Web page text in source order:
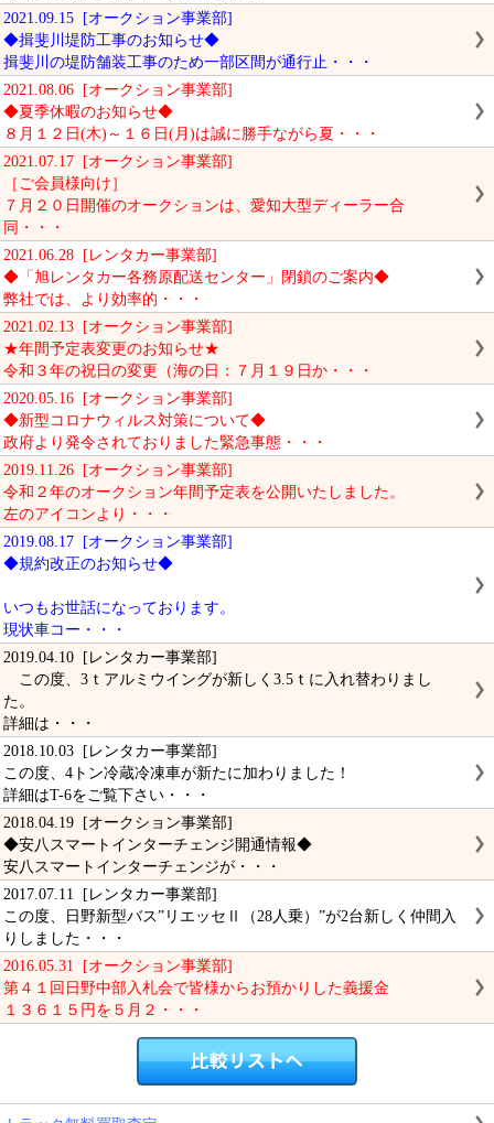
2021.09.15 [オークション事業部]
◆揖斐川堤防工事のお知らせ◆
揖斐川の堤防舗装工事のため一部区間が通行止・・・
2021.08.06 [オークション事業部]
◆夏季休暇のお知らせ◆
８月１２日(木)～１６日(月)は誠に勝手ながら夏・・・
2021.07.17 [オークション事業部]
［ご会員様向け］
７月２０日開催のオークションは、愛知大型ディーラー合
同・・・
2021.06.28 [レンタカー事業部]
◆「旭レンタカー各務原配送センター」閉鎖のご案内◆
弊社では、より効率的・・・
2021.02.13 [オークション事業部]
★年間予定表変更のお知らせ★
令和３年の祝日の変更（海の日：７月１９日か・・・
2020.05.16 [オークション事業部]
◆新型コロナウィルス対策について◆
政府より発令されておりました緊急事態・・・
2019.11.26 [オークション事業部]
令和２年のオークション年間予定表を公開いたしました。
左のアイコンより・・・
2019.08.17 [オークション事業部]
◆規約改正のお知らせ◆
いつもお世話になっております。
現状車コー・・・
2019.04.10 [レンタカー事業部]
この度、3ｔアルミウイングが新しく3.5ｔに入れ替わりまし
た。
詳細は・・・
2018.10.03 [レンタカー事業部]
この度、4トン冷蔵冷凍車が新たに加わりました！
詳細はT-6をご覧下さい・・・
2018.04.19 [オークション事業部]
◆安八スマートインターチェンジ開通情報◆
安八スマートインターチェンジが・・・
2017.07.11 [レンタカー事業部]
この度、日野新型バス”リエッセⅡ（28人乗）”が2台新しく仲間入
りしました・・・
2016.05.31 [オークション事業部]
第４１回日野中部入札会で皆様からお預かりした義援金
１３６１５円を５月２・・・